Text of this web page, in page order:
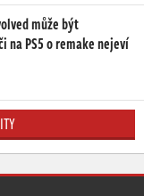
může být
na PS5 o remake nejeví